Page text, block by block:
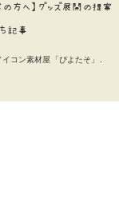
の方へ】グッズ展開の提案
記事
コン素材屋「ぴよたそ」.